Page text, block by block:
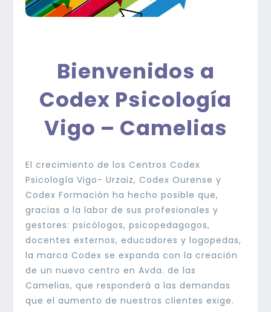
Bienvenidos a
Codex Psicología
Vigo – Camelias
El crecimiento de los Centros Codex
Psicología Vigo- Urzaiz, Codex Ourense y
Codex Formación ha hecho posible que,
gracias a la labor de sus profesionales y
gestores: psicólogos, psicopedagogos,
docentes externos, educadores y logopedas,
la marca Codex se expanda con la creación
de un nuevo centro en Avda. de las
Camelias, que responderá a las demandas
que el aumento de nuestros clientes exige.